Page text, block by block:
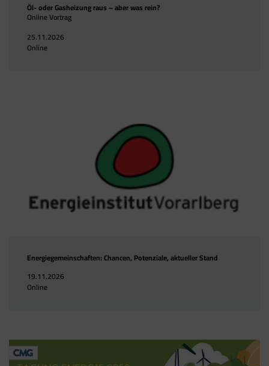
Öl- oder Gasheizung raus – aber was rein?
Online Vortrag
25.11.2026
Online
Energiegemeinschaften: Chancen, Potenziale, aktueller Stand
19.11.2026
Online